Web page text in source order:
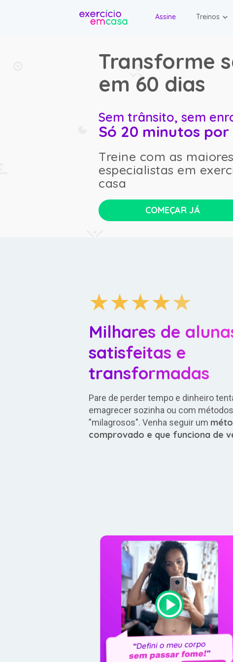
Assine Treinos
Transforme
em 60 dias
Sem trânsito, sem
Só 20 minutos por
Treine com as maiores
especialistas em
casa
COMEÇAR JÁ
★★★★★
Milhares de
satisfeitas e
transformadas
Pare de perder tempo e dinheiro
emagrecer sozinha ou com métodos
”milagrosos". Venha seguir um
comprovado e que funciona de